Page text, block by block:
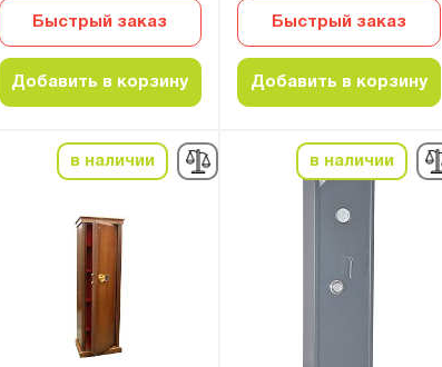
Быстрый заказ
Добавить в корзину
Быстрый заказ
Добавить в корзину
в наличии в наличии